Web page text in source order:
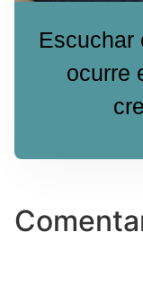
Escuchar
ocurre